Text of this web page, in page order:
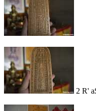
2 R'